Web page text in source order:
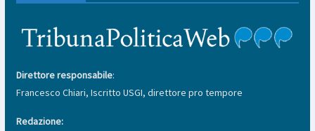
Direttore responsabile:
Francesco Chiari, Iscritto USGI, direttore pro tempore
Redazione: